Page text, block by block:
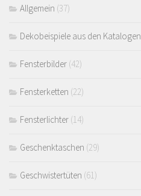
Allgemein (37)
Dekobeispiele aus den Katalogen
Fensterbilder (42)
Fensterketten (22)
Fensterlichter (14)
Geschenktaschen (29)
Geschwistertüten (61)